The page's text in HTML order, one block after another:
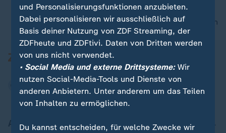
nach oben
Aktuell bei ZDFheute
und Personalisierungsfunktionen anzubieten.
Dabei personalisieren wir ausschließlich auf
Basis deiner Nutzung von ZDF Streaming, der
ZDFheute und ZDFtivi. Daten von Dritten werden
von uns nicht verwendet.
• Social Media und externe Drittsysteme:Wir
nutzen Social-Media-Tools und Dienste von
anderen Anbietern. Unter anderem um das Teilen
von Inhalten zu ermöglichen.
Du kannst entscheiden, für welche Zwecke wir